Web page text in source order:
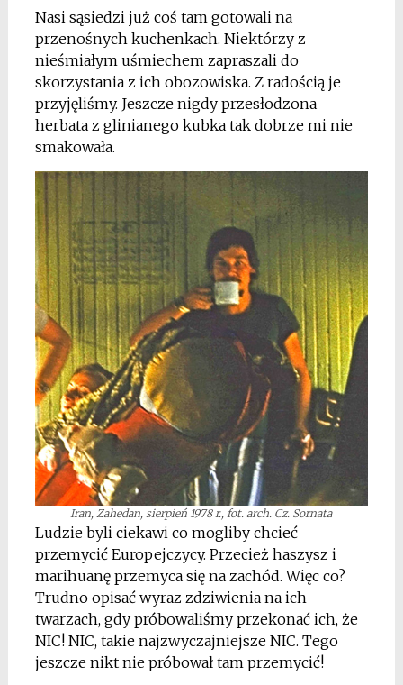
Nasi sąsiedzi już coś tam gotowali na
przenośnych kuchenkach. Niektórzy z
nieśmiałym uśmiechem zapraszali do
skorzystania z ich obozowiska. Z radością je
przyjęliśmy. Jeszcze nigdy przesłodzona
herbata z glinianego kubka tak dobrze mi nie
smakowała.
Iran, Zahedan, sierpień 1978 r., fot. arch. Cz. Sornata
Ludzie byli ciekawi co mogliby chcieć
przemycić Europejczycy. Przecież haszysz i
marihuanę przemyca się na zachód. Więc co?
Trudno opisać wyraz zdziwienia na ich
twarzach, gdy próbowaliśmy przekonać ich, że
NIC! NIC, takie najzwyczajniejsze NIC. Tego
jeszcze nikt nie próbował tam przemycić!